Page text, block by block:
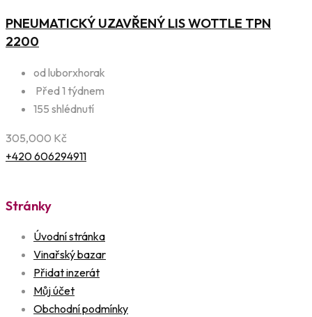
PNEUMATICKÝ UZAVŘENÝ LIS WOTTLE TPN
2200
od luborxhorak
Před 1 týdnem
155 shlédnutí
305,000 Kč
+420 606294911
Stránky
Úvodní stránka
Vinařský bazar
Přidat inzerát
Můj účet
Obchodní podmínky